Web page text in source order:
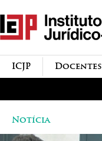
icjp
menu-institucional
Docentes
ICJP
Notícia